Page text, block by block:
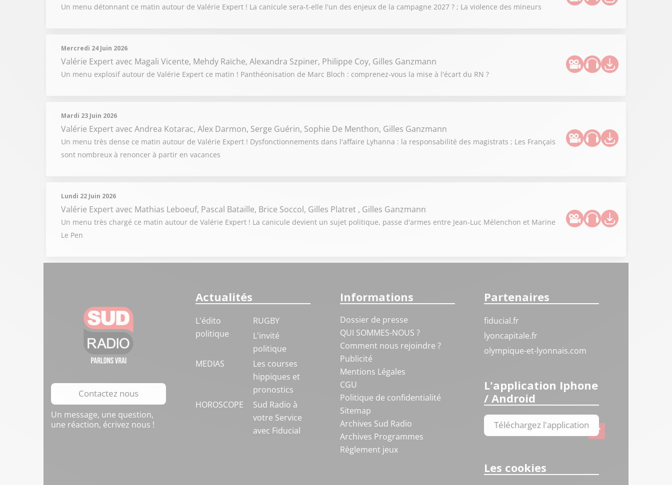
Un menu détonnant ce matin autour de Valérie Expert ! La canicule sera-t-elle l'un des enjeux de la campagne 2027 ? ; La violence des mineurs
Mercredi 24 Juin 2026
Valérie Expertavec Magali Vicente, Mehdy Raïche, Alexandra Szpiner, Philippe Coy, Gilles Ganzmann
Un menu explosif autour de Valérie Expert ce matin ! Panthéonisation de Marc Bloch : comprenez-vous la mise à l'écart du RN ?
Mardi 23 Juin 2026
Valérie Expertavec Andrea Kotarac, Alex Darmon, Serge Guérin, Sophie De Menthon, Gilles Ganzmann
Un menu très dense ce matin autour de Valérie Expert ! Dysfonctionnements dans l'affaire Lyhanna : la responsabilité des magistrats ; Les Français
sont nombreux à renoncer à partir en vacances
Lundi 22 Juin 2026
Valérie Expertavec Mathias Leboeuf, Pascal Bataille, Brice Soccol, Gilles Platret , Gilles Ganzmann
Un menu très chargé ce matin autour de Valérie Expert ! La canicule devient un sujet politique, passe d'armes entre Jean-Luc Mélenchon et Marine
Le Pen
Contactez nous
Un message, une question,
une réaction, écrivez nous !
Actualités
L'édito
politique
RUGBY
L'invité
politique
MEDIAS
Les courses
hippiques et
pronostics
HOROSCOPE
Sud Radio à
votre Service
avec Fiducial
Informations
Dossier de presse
QUI SOMMES-NOUS ?
Comment nous rejoindre ?
Publicité
Mentions Légales
CGU
Politique de confidentialité
Sitemap
Archives Sud Radio
Archives Programmes
Règlement jeux
Partenaires
fiducial.fr
lyoncapitale.fr
olympique-et-lyonnais.com
L'application Iphone
/ Android
Téléchargez l'application
Les cookies